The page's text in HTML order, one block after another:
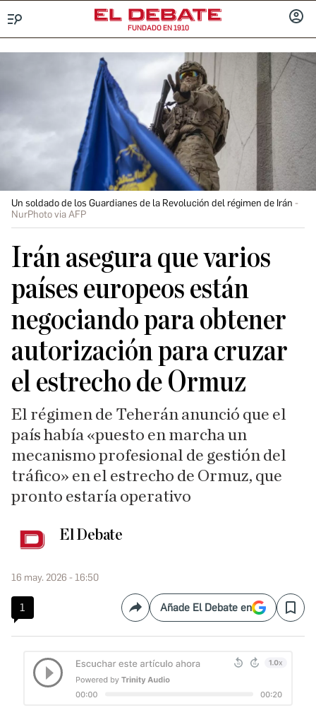
FUNDADO EN 1910
Un soldado de los Guardianes de la Revolución del régimen de Irán
NurPhoto via AFP
Irán asegura que varios
países europeos están
negociando para obtener
autorización para cruzar
el estrecho de Ormuz
El régimen de Teherán anunció que el
país había «puesto en marcha un
mecanismo profesional de gestión del
tráfico» en el estrecho de Ormuz, que
pronto estaría operativo
El Debate
16 may. 2026 - 16:50
1 CompartirAñade El Debate en Save